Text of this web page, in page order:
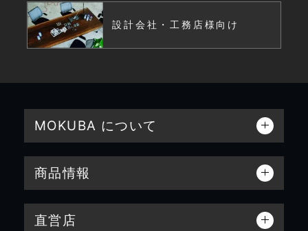
設計会社・工務店様向け
MOKUBA について
商品情報
直営店